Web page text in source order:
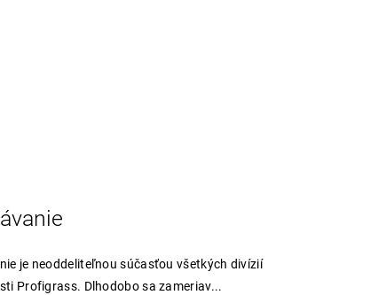
je neoddeliteľnou súčasťou všetkých divízií
Profigrass. Dlhodobo sa zameriav...